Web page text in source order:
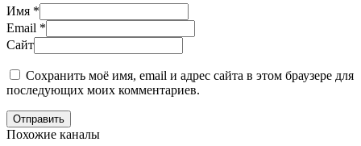
Имя *
Email *
Сайт
Сохранить моё имя, email и адрес сайта в этом браузере для
последующих моих комментариев.
Отправить
Похожие каналы